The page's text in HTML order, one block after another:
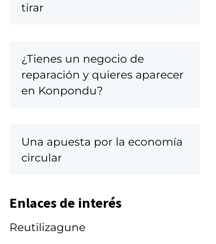
tirar
¿Tienes un negocio de
reparación y quieres aparecer
en Konpondu?
Una apuesta por la economía
circular
Enlaces de interés
Reutilizagune